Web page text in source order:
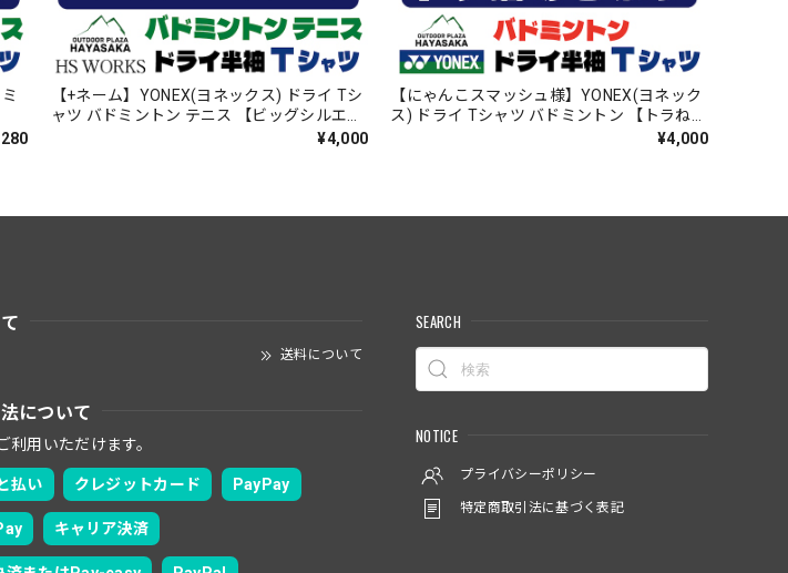
【+ネーム】YONEX(ヨネックス) ドライ Tシ
ャツ バドミントン テニス 【ビッグシルエッ
ト】【シマエナガのかお】【16500】【送料
¥4,000
【にゃんこスマッシュ様】YONEX(ヨネック
ス) ドライ Tシャツ バドミントン 【トラねこ
¥4,000
送料について
について
利用いただけます。
払い クレジットカード PayPay
キャリア決済
SEARCH
NOTICE
プライバシーポリシー
特定商取引法に基づく表記